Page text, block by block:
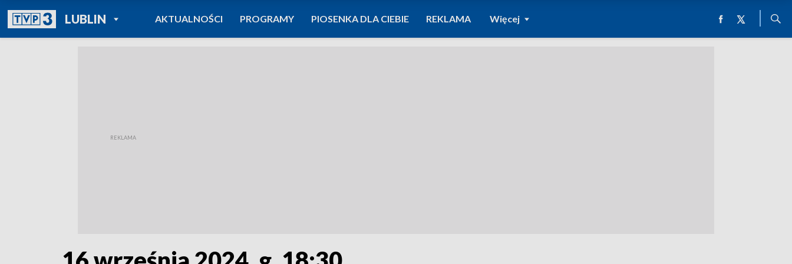
LUBLINPOWRÓT DO
TVP REGIONY
AKTUALNOŚCI PROGRAMY PIOSENKA DLA CIEBIE REKLAMA Więcej